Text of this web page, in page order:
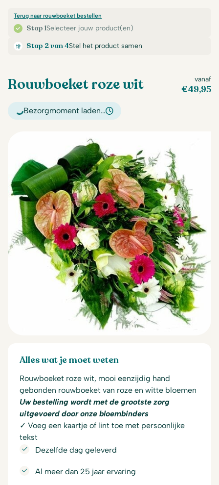
Stap 1Selecteer jouw product(en)
Terug naar rouwboeket bestellen
Stap 2 van 4Stel het product samen
Rouwboeket roze wit vanaf
€49,95
Bezorgmoment laden…
Alles wat je moet weten
Rouwboeket roze wit, mooi eenzijdig hand
gebonden rouwboeket van roze en witte bloemen
Uw bestelling wordt met de grootste zorg
uitgevoerd door onze bloembinders
✓ Voeg een kaartje of lint toe met persoonlijke
tekst
Dezelfde dag geleverd
Al meer dan 25 jaar ervaring